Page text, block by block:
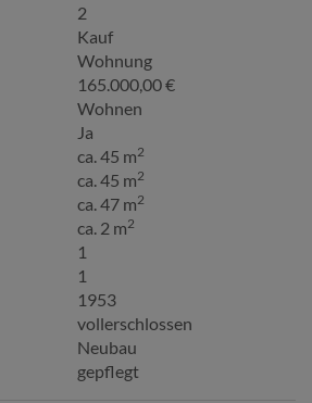
2
Kauf
Wohnung
165.000,00 €
Wohnen
Ja
ca. 45 m2
ca. 45 m2
ca. 47 m2
ca. 2 m2
1
1
1953
vollerschlossen
Neubau
gepflegt